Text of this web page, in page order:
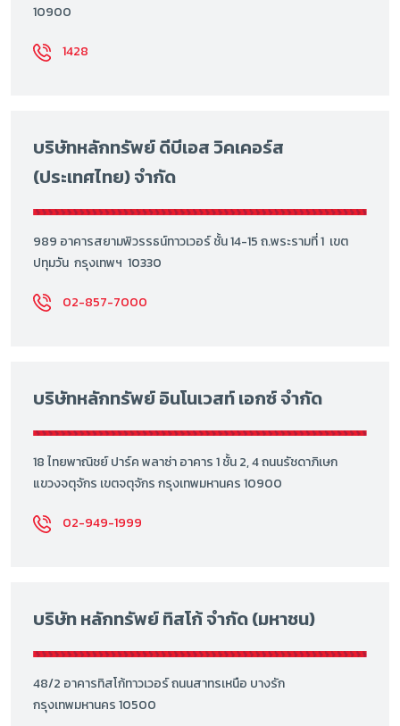
10900
1428
บริษัทหลักทรัพย์ ดีบีเอส วิคเคอร์ส
(ประเทศไทย) จำกัด
989 อาคารสยามพิวรรธน์ทาวเวอร์ ชั้น 14-15 ถ.พระรามที่ 1 เขต
ปทุมวัน กรุงเทพฯ 10330
02-857-7000
บริษัทหลักทรัพย์ อินโนเวสท์ เอกซ์ จำกัด
18 ไทยพาณิชย์ ปาร์ค พลาซ่า อาคาร 1 ชั้น 2, 4 ถนนรัชดาภิเษก
แขวงจตุจักร เขตจตุจักร กรุงเทพมหานคร 10900
02-949-1999
บริษัท หลักทรัพย์ ทิสโก้ จำกัด (มหาชน)
48/2 อาคารทิสโก้ทาวเวอร์ ถนนสาทรเหนือ บางรัก
กรุงเทพมหานคร 10500